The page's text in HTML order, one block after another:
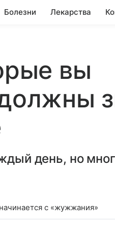
Болезни Лекарства
вы
день, но
с «жужжания»